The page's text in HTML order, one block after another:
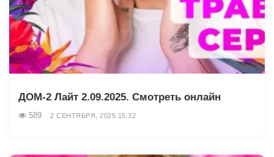
ДОМ-2 Лайт 2.09.2025. Смотреть онлайн
589 2 СЕНТЯБРЯ, 2025 15:32